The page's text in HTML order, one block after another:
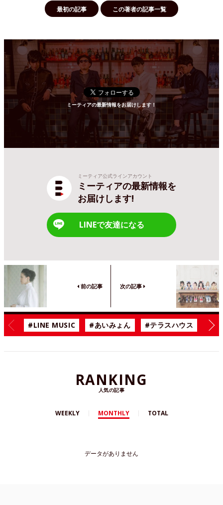
最初の記事 この著者の記事一覧
ミーティアの最新情報をお届けします！
ミーティア公式ラインアカウント
ミーティアの最新情報を
お届けします!
LINEで友達になる
前の記事 次の記事
#LINE MUSIC #あいみょん #テラスハウス #漫
RANKING
人気の記事
WEEKLY MONTHLY TOTAL
データがありません